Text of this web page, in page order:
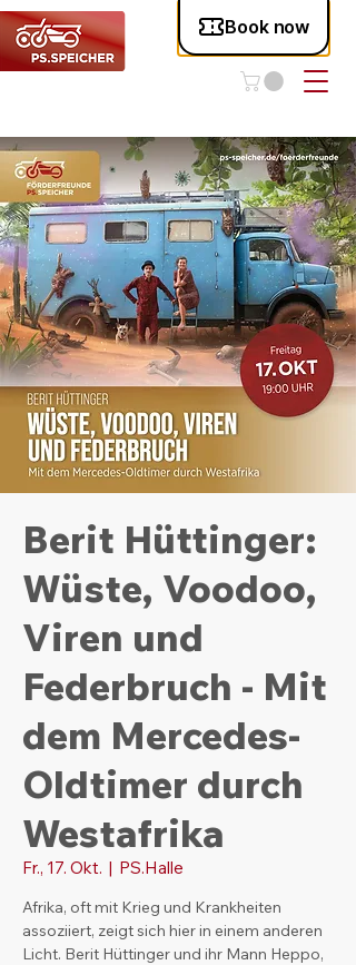
Berit Hüttinger:
Wüste, Voodoo,
Viren und
Federbruch - Mit
dem Mercedes-
Oldtimer durch
Westafrika
Fr., 17. Okt.
  |
PS.Halle
Afrika, oft mit Krieg und Krankheiten
assoziiert, zeigt sich hier in einem anderen
Licht. Berit Hüttinger und ihr Mann Heppo,